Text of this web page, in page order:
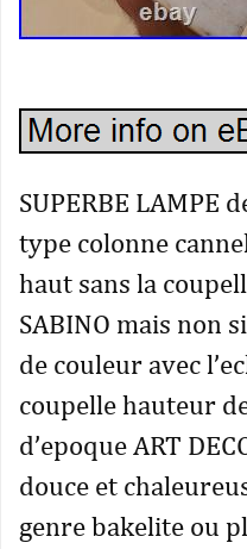
SUPERBE LAMPE
type colonne
haut sans la
SABINO mais non
de couleur avec
coupelle hauteur
d’epoque ART
douce et
genre bakelite ou